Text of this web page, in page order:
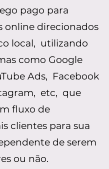
pago para
online direcionados
local, utilizando
como Google
Ads, Facebook
etc, que
fluxo de
clientes para sua
de serem
ou não.